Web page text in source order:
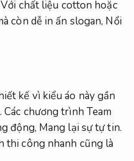
Với chất liệu cotton hoặc
còn dễ in ấn slogan, Nổi
kế vì kiểu áo này gần
Các chương trình Team
động, Mang lại sự tự tin.
thi công nhanh cũng là